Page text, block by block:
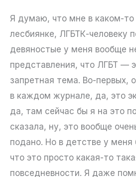
Я думаю, что мне в каком-
лесбиянке, ЛГБТК-человеку
девяностые у меня вообще
представления, что ЛГБТ —
запретная тема. Во-первых,
в каждом журнале, да, это
да, там сейчас бы я на это
сказала, ну, это вообще
подано. Но в детстве у
что это просто какая-то
повседневности. Я даже